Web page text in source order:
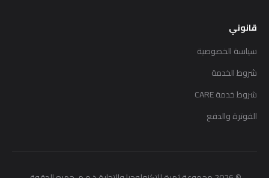
قانوني
سياسة الخصوصية
شروط الخدمة
شروط خدمة CARE
الفوترة والدفع